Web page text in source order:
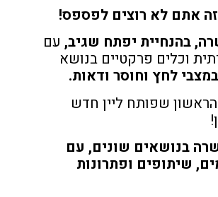
אתם לא רוצים לפספס!
בהנחיית יפתח שגיב,עם
וכלים פרקטיים בנושא
לחץ וחוסר ודאות.
שפותח ליין חדש
בנושאים שונים, עם
שיתופים ופתרונות